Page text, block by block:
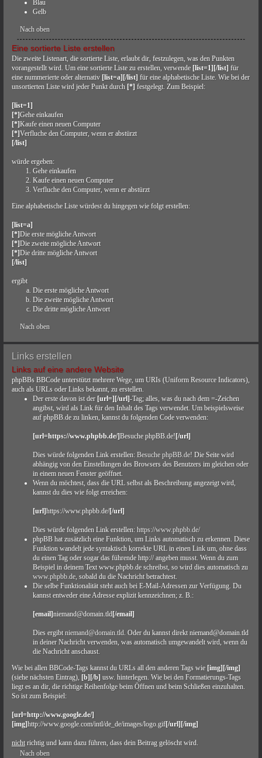
Blau
Gelb
Nach oben
Eine sortierte Liste erstellen
Die zweite Listenart, die sortierte Liste, erlaubt dir, festzulegen, was den Punkten
vorangestellt wird. Um eine sortierte Liste zu erstellen, verwende [list=1][/list] für
eine nummerierte oder alternativ [list=a][/list] für eine alphabetische Liste. Wie bei der
unsortierten Liste wird jeder Punkt durch [*] festgelegt. Zum Beispiel:
[list=1]
[*]Gehe einkaufen
[*]Kaufe einen neuen Computer
[*]Verfluche den Computer, wenn er abstürzt
[/list]
würde ergeben:
Gehe einkaufen
Kaufe einen neuen Computer
Verfluche den Computer, wenn er abstürzt
Eine alphabetische Liste würdest du hingegen wie folgt erstellen:
[list=a]
[*]Die erste mögliche Antwort
[*]Die zweite mögliche Antwort
[*]Die dritte mögliche Antwort
[/list]
ergibt
Die erste mögliche Antwort
Die zweite mögliche Antwort
Die dritte mögliche Antwort
Nach oben
Links erstellen
Links auf eine andere Website
phpBBs BBCode unterstützt mehrere Wege, um URIs (Uniform Resource Indicators),
auch als URLs oder Links bekannt, zu erstellen.
Der erste davon ist der [url=][/url]-Tag; alles, was du nach dem =-Zeichen
angibst, wird als Link für den Inhalt des Tags verwendet. Um beispielsweise
auf phpBB.de zu linken, kannst du folgenden Code verwenden:
[url=https://www.phpbb.de/]Besuche phpBB.de! [/url]
Dies würde folgenden Link erstellen: Besuche phpBB.de! Die Seite wird
abhängig von den Einstellungen des Browsers des Benutzers im gleichen oder
in einem neuen Fenster geöffnet.
Wenn du möchtest, dass die URL selbst als Beschreibung angezeigt wird,
kannst du dies wie folgt erreichen:
[url]https://www.phpbb.de/[/url]
Dies würde folgenden Link erstellen: https://www.phpbb.de/
phpBB hat zusätzlich eine Funktion, um Links automatisch zu erkennen. Diese
Funktion wandelt jede syntaktisch korrekte URL in einen Link um, ohne dass
du einen Tag oder sogar das führende http:// angeben musst. Wenn du zum
Beispiel in deinem Text www.phpbb.de schreibst, so wird dies automatisch zu
www.phpbb.de, sobald du die Nachricht betrachtest.
Die selbe Funktionalität steht auch bei E-Mail-Adressen zur Verfügung. Du
kannst entweder eine Adresse explizit kennzeichnen; z. B.:
[email]niemand@domain.tld[/email]
Dies ergibtniemand@domain.tld. Oder du kannst direkt niemand@domain.tld
in deiner Nachricht verwenden, was automatisch umgewandelt wird, wenn du
die Nachricht anschaust.
Wie bei allen BBCode-Tags kannst du URLs all den anderen Tags wie [img][/img]
(siehe nächsten Eintrag), [b][/b] usw. hinterlegen. Wie bei den Formatierungs-Tags
liegt es an dir, die richtige Reihenfolge beim Öffnen und beim Schließen einzuhalten.
So ist zum Beispiel:
[url=http://www.google.de/]
[img]http://www.google.com/intl/de_de/images/logo.gif[/url][/img]
nichtrichtig und kann dazu führen, dass dein Beitrag gelöscht wird.
Nach oben